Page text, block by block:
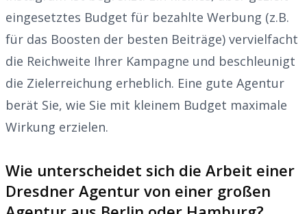
eingesetztes Budget für bezahlte Werbung (z.B.
für das Boosten der besten Beiträge) vervielfacht
die Reichweite Ihrer Kampagne und beschleunigt
die Zielerreichung erheblich. Eine gute Agentur
berät Sie, wie Sie mit kleinem Budget maximale
Wirkung erzielen.
Wie unterscheidet sich die Arbeit einer
Dresdner Agentur von einer großen